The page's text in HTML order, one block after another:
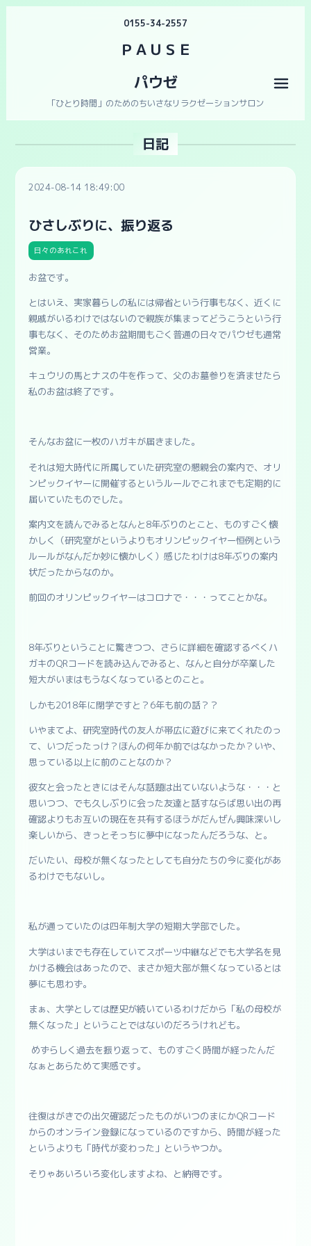
0155-34-2557
ＰＡＵＳＥ
パウゼ
「ひとり時間」のためのちいさなリラクゼーションサロン
日記
2024-08-14 18:49:00
ひさしぶりに、振り返る
日々のあれこれ
お盆です。
とはいえ、実家暮らしの私には帰省という行事もなく、近くに
親戚がいるわけではないので親族が集まってどうこうという行
事もなく、そのためお盆期間もごく普通の日々でパウゼも通常
営業。
キュウリの馬とナスの牛を作って、父のお墓参りを済ませたら
私のお盆は終了です。
そんなお盆に一枚のハガキが届きました。
それは短大時代に所属していた研究室の懇親会の案内で、オリ
ンピックイヤーに開催するというルールでこれまでも定期的に
届いていたものでした。
案内文を読んでみるとなんと8年ぶりのとこと、ものすごく懐
かしく（研究室がというよりもオリンピックイヤー恒例という
ルールがなんだか妙に懐かしく）感じたわけは8年ぶりの案内
状だったからなのか。
前回のオリンピックイヤーはコロナで・・・ってことかな。
8年ぶりということに驚きつつ、さらに詳細を確認するべくハ
ガキのQRコードを読み込んでみると、なんと自分が卒業した
短大がいまはもうなくなっているとのこと。
しかも2018年に閉学ですと？6年も前の話？？
いやまてよ、研究室時代の友人が帯広に遊びに来てくれたのっ
て、いつだったっけ？ほんの何年か前ではなかったか？いや、
思っている以上に前のことなのか？
彼女と会ったときにはそんな話題は出ていないような・・・と
思いつつ、でも久しぶりに会った友達と話すならば思い出の再
確認よりもお互いの現在を共有するほうがだんぜん興味深いし
楽しいから、きっとそっちに夢中になったんだろうな、と。
だいたい、母校が無くなったとしても自分たちの今に変化があ
るわけでもないし。
私が通っていたのは四年制大学の短期大学部でした。
大学はいまでも存在していてスポーツ中継などでも大学名を見
かける機会はあったので、まさか短大部が無くなっているとは
夢にも思わず。
まぁ、大学としては歴史が続いているわけだから「私の母校が
無くなった」ということではないのだろうけれども。
めずらしく過去を振り返って、ものすごく時間が経ったんだ
なぁとあらためて実感です。
往復はがきでの出欠確認だったものがいつのまにかQRコード
からのオンライン登録になっているのですから、時間が経った
というよりも「時代が変わった」というやつか。
そりゃあいろいろ変化しますよね、と納得です。